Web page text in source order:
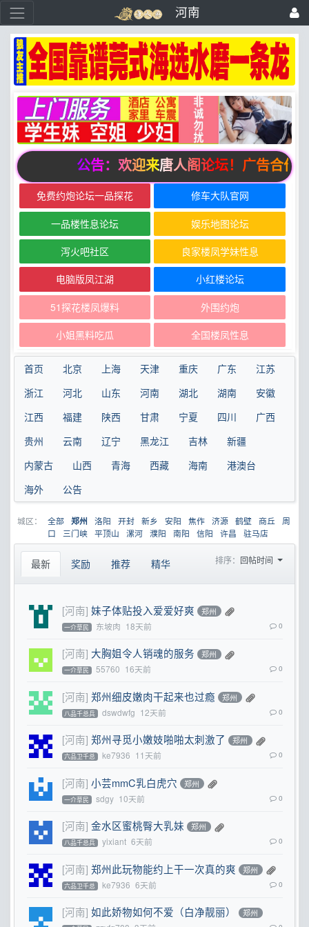
河南
公告：欢迎来唐人阁论坛！广告合
免费约炮论坛一品探花 修车大队官网
一品楼性息论坛 娱乐地图论坛
泻火吧社区 良家楼凤学妹性息
电脑版凤江湖 小红楼论坛
51探花楼凤爆料 外围约炮
小姐黑料吃瓜 全国楼凤性息
首页 北京 上海 天津 重庆 广东
江苏
浙江
河北 山东 河南 湖北 湖南
安徽
江西
福建 陕西 甘肃 宁夏 四川
广西
贵州
云南 辽宁 黑龙江 吉林
新疆
内蒙古
山西 青海 西藏 海南
港澳台
海外
公告
城区： 全部 郑州 洛阳 开封 新乡 安阳 焦作 济源 鹤壁 商丘
周
口
三门峡 平顶山 漯河 濮阳 南阳 信阳 许昌 驻马店
最新 奖励 推荐 精华 排序： 回帖时间
[河南] 妹子体贴投入爱爱好爽 郑州
一介草民 东坡肉 18天前 0
[河南] 大胸姐令人销魂的服务 郑州
一介草民 55760 16天前 0
[河南] 郑州细皮嫩肉干起来也过瘾 郑州
八品千总兵 dswdwfg 12天前 0
[河南] 郑州寻觅小嫩妓啪啪太刺激了 郑州
六品卫千总 ke7936 11天前 0
[河南] 小芸mmC乳白虎穴 郑州
一介草民 sdgy 10天前 0
[河南] 金水区蜜桃臀大乳妹 郑州
八品千总兵 yixiant 6天前 0
[河南] 郑州此玩物能约上干一次真的爽 郑州
六品卫千总 ke7936 6天前 0
[河南] 如此娇物如何不爱（白净靓丽） 郑州